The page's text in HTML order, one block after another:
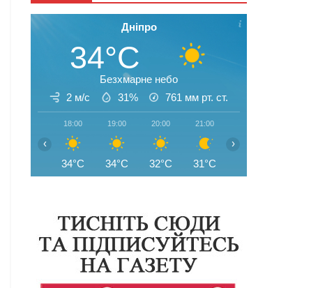
Дніпро
34°C
Безхмарне небо
2 м/с
31% 761 мм рт. ст.
18:00
34°C
19:00
34°C
20:00
32°C
21:00
31°C
‹ ›